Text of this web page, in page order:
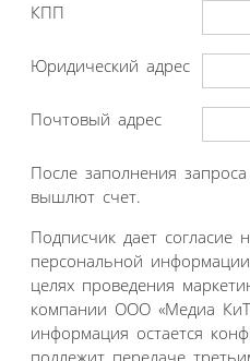
КПП
Юридический адрес
Почтовый адрес
После заполнения
вышлют счет.
Подписчик дает согласие
персональной
целях проведения
компании ООО «Медиа
информация остается